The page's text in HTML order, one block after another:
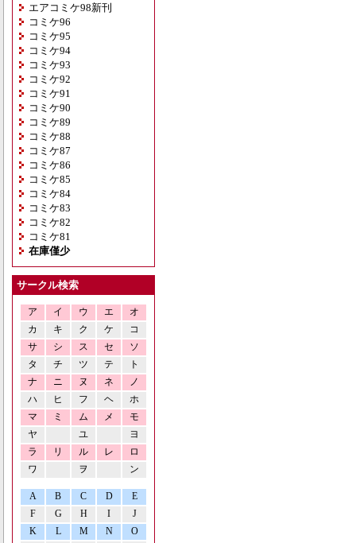
エアコミケ98新刊
コミケ96
コミケ95
コミケ94
コミケ93
コミケ92
コミケ91
コミケ90
コミケ89
コミケ88
コミケ87
コミケ86
コミケ85
コミケ84
コミケ83
コミケ82
コミケ81
在庫僅少
サークル検索
ア イ ウ エ
オ
カ
キ ク ケ
コ
サ
シ ス セ
ソ
タ
チ ツ テ
ト
ナ
ニ ヌ ネ
ノ
ハ
ヒ フ ヘ
ホ
マ
ミ ム メ
モ
ヤ
ユ
ヨ
ラ
リ ル レ
ロ
ワ
ヲ ン
A B C D
E
F
G H I
J
K
L M N O